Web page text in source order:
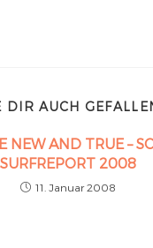
DIR AUCH
NEW AND TRUE –
SURFREPORT 2008
11. Januar 2008